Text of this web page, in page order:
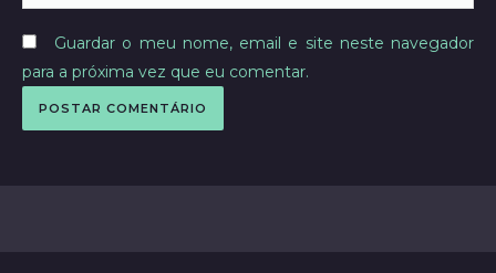
Guardar o meu nome, email e site neste navegador
para a próxima vez que eu comentar.